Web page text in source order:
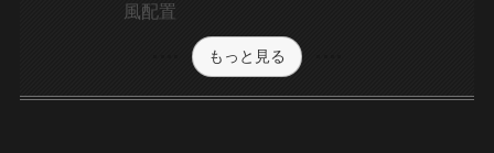
風配置
もっと見る